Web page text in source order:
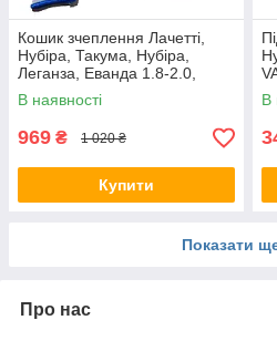
Кошик зчеплення Лачетті,
Нубіра, Такума, Нубіра,
Леганза, Еванда 1.8-2.0,
VASURE, HXC-215-04,
96184541
В наявності
969 ₴ 1 020 ₴
Купити
В
Показати
Про нас